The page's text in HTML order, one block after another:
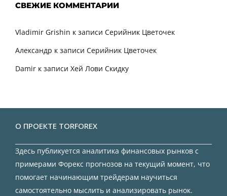
СВЕЖИЕ КОММЕНТАРИИ
Vladimir Grishin к записи Серийник Цветочек
Александр к записи Серийник Цветочек
Damir к записи Хей Лови Скидку
О ПРОЕКТЕ TORFOREX
Здесь публикуется аналитика финансовых рынков с
примерами Форекс прогнозов на текущий момент, что
помогает начинающим трейдерам научиться
самостоятельно мыслить и анализировать рынок.